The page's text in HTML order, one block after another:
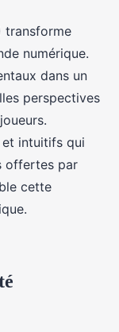
un jeu
transforme
numérique.
dans un
perspectives
intuitifs qui
offertes par
cette